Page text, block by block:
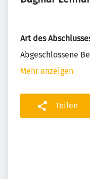
Art des
Abgeschlossene
Mehr anzeigen
Teilen